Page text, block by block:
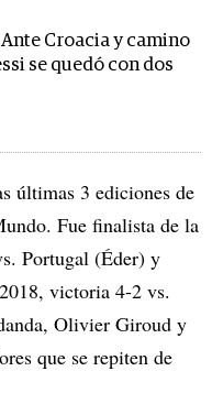
Croacia y camino
se quedó con dos
últimas 3 ediciones de
Fue finalista de la
Portugal (Éder) y
victoria 4-2 vs.
Olivier Giroud y
que se repiten de